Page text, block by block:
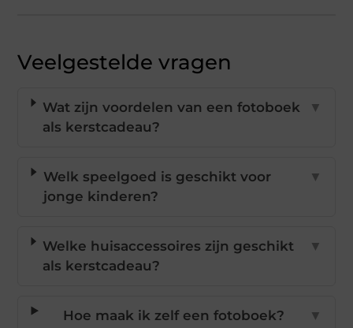
Veelgestelde vragen
Wat zijn voordelen van een fotoboek
als kerstcadeau?
▼
Welk speelgoed is geschikt voor
jonge kinderen?
▼
Welke huisaccessoires zijn geschikt
als kerstcadeau?
▼
Hoe maak ik zelf een fotoboek? ▼